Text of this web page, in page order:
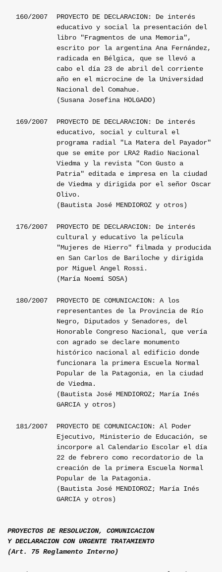
160/2007
PROYECTO DE DECLARACION: De interés
educativo y social la presentación del
libro "Fragmentos de una Memoria",
escrito por la argentina Ana Fernández,
radicada en Bélgica, que se llevó a
cabo el día 23 de abril del corriente
año en el microcine de la Universidad
Nacional del Comahue.
(Susana Josefina HOLGADO)
169/2007
PROYECTO DE DECLARACION: De interés
educativo, social y cultural el
programa radial "La Matera del Payador"
que se emite por LRA2 Radio Nacional
Viedma y la revista "Con Gusto a
Patria" editada e impresa en la ciudad
de Viedma y dirigida por el señor Oscar
Olivo.
(Bautista José MENDIOROZ y otros)
176/2007
PROYECTO DE DECLARACION: De interés
cultural y educativo la película
"Mujeres de Hierro" filmada y producida
en San Carlos de Bariloche y dirigida
por Miguel Angel Rossi.
(María Noemí SOSA)
180/2007
PROYECTO DE COMUNICACION: A los
representantes de la Provincia de Río
Negro, Diputados y Senadores, del
Honorable Congreso Nacional, que vería
con agrado se declare monumento
histórico nacional al edificio donde
funcionara la primera Escuela Normal
Popular de la Patagonia, en la ciudad
de Viedma.
(Bautista José MENDIOROZ; María Inés
GARCIA y otros)
181/2007
PROYECTO DE COMUNICACION: Al Poder
Ejecutivo, Ministerio de Educación, se
incorpore al Calendario Escolar el día
22 de febrero como recordatorio de la
creación de la primera Escuela Normal
Popular de la Patagonia.
(Bautista José MENDIOROZ; María Inés
GARCIA y otros)
PROYECTOS DE RESOLUCION, COMUNICACION
Y DECLARACION CON URGENTE TRATAMIENTO
(Art. 75 Reglamento Interno)